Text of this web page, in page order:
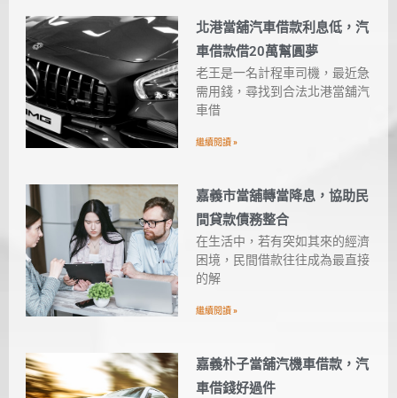
北港當舖汽車借款利息低，汽
車借款借20萬幫圓夢
老王是一名計程車司機，最近急
需用錢，尋找到合法北港當舖汽
車借
繼續閱讀 »
嘉義市當舖轉當降息，協助民
間貸款債務整合
在生活中，若有突如其來的經濟
困境，民間借款往往成為最直接
的解
繼續閱讀 »
嘉義朴子當舖汽機車借款，汽
車借錢好過件